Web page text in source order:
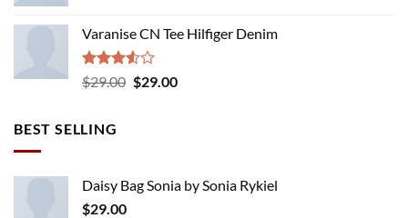
Varanise CN Tee Hilfiger Denim
Rated
3.50
$29.00 Original
$29.00Current
BEST SELLING
Daisy Bag Sonia by Sonia Rykiel
$29.00